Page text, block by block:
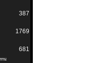
387
1769
681